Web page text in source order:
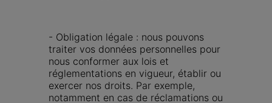
- Obligation légale : nous pouvons
traiter vos données personnelles pour
nous conformer aux lois et
réglementations en vigueur, établir ou
exercer nos droits. Par exemple,
notamment en cas de réclamations ou